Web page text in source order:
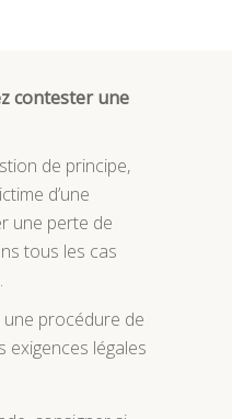
contester une
de principe,
d’une
une perte de
tous les cas
une procédure de
exigences légales